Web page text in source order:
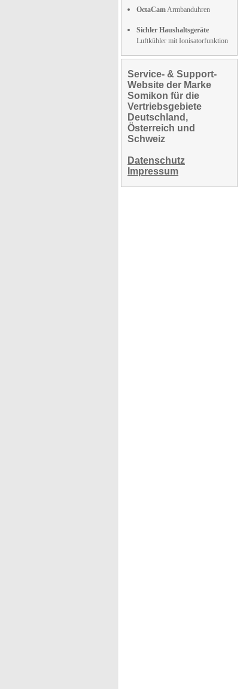
OctaCamArmbanduhren
Sichler Haushaltsgeräte
Luftkühler mit Ionisatorfunktion
Service- & Support-
Website der Marke
Somikon für die
Vertriebsgebiete
Deutschland,
Österreich und
Schweiz
Datenschutz
Impressum